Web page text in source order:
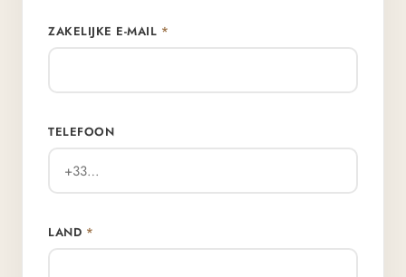
ZAKELIJKE E-MAIL *
TELEFOON
LAND *